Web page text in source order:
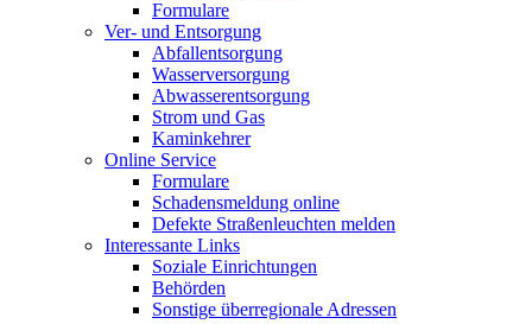
Formulare
Ver- und Entsorgung
Abfallentsorgung
Wasserversorgung
Abwasserentsorgung
Strom und Gas
Kaminkehrer
Online Service
Formulare
Schadensmeldung online
Defekte Straßenleuchten melden
Interessante Links
Soziale Einrichtungen
Behörden
Sonstige überregionale Adressen